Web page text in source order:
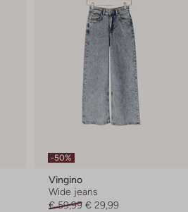
-50%
Vingino
Wide jeans
€ 59,99 € 29,99